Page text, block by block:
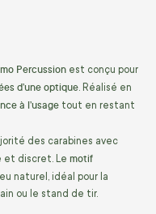
Percussion est conçu pour
d’une optique . Réalisé en
à l’usage tout en restant
des carabines avec
et discret. Le motif
naturel, idéal pour la
ou le stand de tir.